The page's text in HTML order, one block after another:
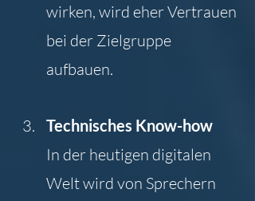
wirken, wird eher Vertrauen
bei der Zielgruppe
aufbauen.
Technisches Know-how
In der heutigen digitalen
Welt wird von Sprechern